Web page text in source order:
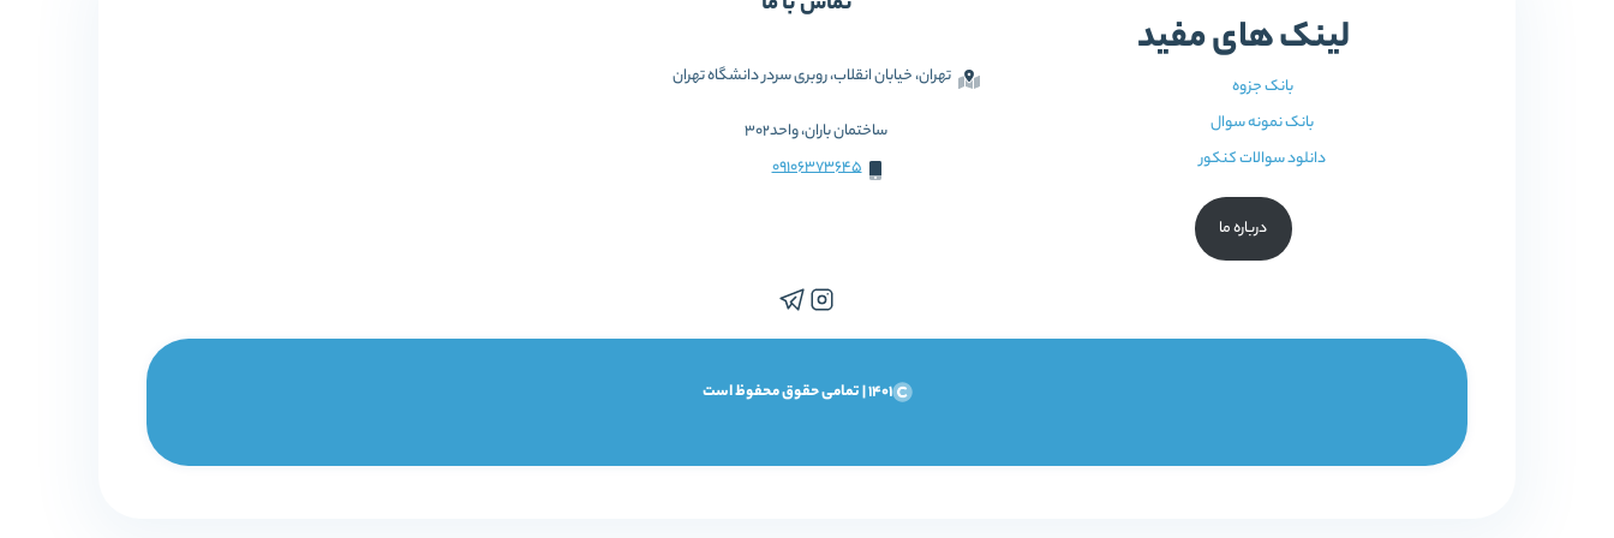
لینک های مفید
بانک جزوه
بانک نمونه سوال
دانلود سوالات کنکور
درباره ما
تهران، خیابان انقلاب، روبری سردر دانشگاه تهران
ساختمان باران، واحد302
09106373645
1401 | تمامی حقوق محفوظ است